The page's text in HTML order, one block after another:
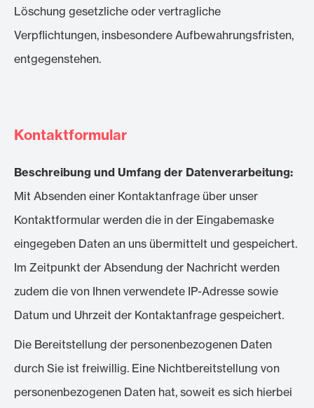
Löschung gesetzliche oder vertragliche
Verpflichtungen, insbesondere Aufbewahrungsfristen,
entgegenstehen.
Kontaktformular
Beschreibung und Umfang der Datenverarbeitung:
Mit Absenden einer Kontaktanfrage über unser
Kontaktformular werden die in der Eingabemaske
eingegeben Daten an uns übermittelt und gespeichert.
Im Zeitpunkt der Absendung der Nachricht werden
zudem die von Ihnen verwendete IP-Adresse sowie
Datum und Uhrzeit der Kontaktanfrage gespeichert.
Die Bereitstellung der personenbezogenen Daten
durch Sie ist freiwillig. Eine Nichtbereitstellung von
personenbezogenen Daten hat, soweit es sich hierbei